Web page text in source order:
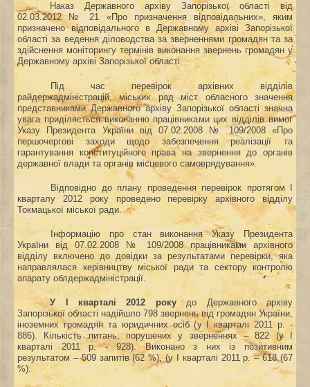
Наказ Державного архіву Запорізької області від
02.03.2012 № 21 «Про призначення відповідальних», яким
призначено відповідального в Державному архіві Запорізької
області за ведення діловодства за зверненнями громадян та за
здійснення моніторингу термінів виконання звернень громадян у
Державному архіві Запорізької області.
Під час перевірок архівних відділів
райдержадміністрацій, міських рад міст обласного значення
представниками Державного архіву Запорізької області значна
увага приділяється виконанню працівниками цих відділів вимог
Указу Президента України від 07.02.2008 № 109/2008 «Про
першочергові заходи щодо забезпечення реалізації та
гарантування конституційного права на звернення до органів
державної влади та органів місцевого самоврядування».
Відповідно до плану проведення перевірок протягом І
кварталу 2012 року проведено перевірку архівного відділу
Токмацької міської ради.
Інформацію про стан виконання Указу Президента
України від 07.02.2008 № 109/2008 працівниками архівного
відділу включено до довідки за результатами перевірки, яка
направлялася керівництву міської ради та сектору контролю
апарату облдержадміністрації.
У І кварталі 2012 рокудо Державного архіву
Запорізької області надійшло 798 звернень від громадян України,
іноземних громадян та юридичних осіб (у І кварталі 2011 р. ‑
886). Кількість питань, порушених у зверненнях – 822 (у І
кварталі 2011 р. ‑ 928). Виконано з них із позитивним
результатом – 509 запитів (62 %), (у І кварталі 2011 р. – 618 (67
%).